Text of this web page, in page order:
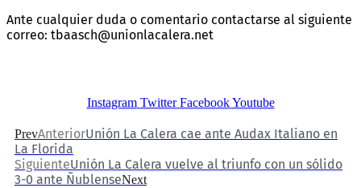
Ante cualquier duda o comentario contactarse al siguiente
correo: tbaasch@unionlacalera.net
Instagram Twitter Facebook Youtube
PrevAnteriorUnión La Calera cae ante Audax Italiano en
La Florida
SiguienteUnión La Calera vuelve al triunfo con un sólido
3-0 ante ÑublenseNext